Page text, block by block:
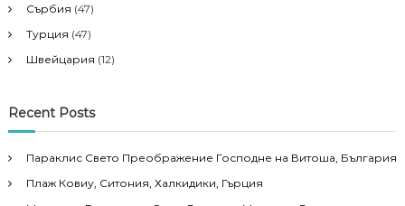
Сърбия (47)
Турция (47)
Швейцария (12)
Recent Posts
Параклис Свето Преображение Господне на Витоша, България
Плаж Ковиу, Ситония, Халкидики, Гърция